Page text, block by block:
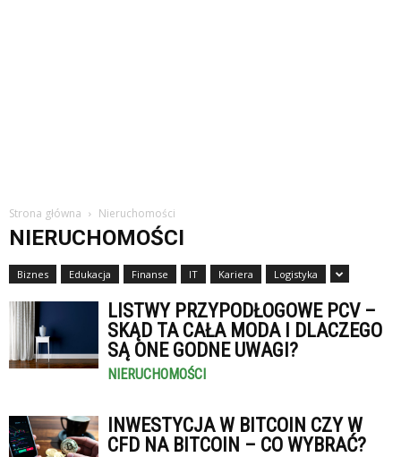
Strona główna Nieruchomości
NIERUCHOMOŚCI
Biznes Edukacja Finanse IT Kariera Logistyka
LISTWY PRZYPODŁOGOWE PCV –
SKĄD TA CAŁA MODA I DLACZEGO
SĄ ONE GODNE UWAGI?
NIERUCHOMOŚCI
INWESTYCJA W BITCOIN CZY W
CFD NA BITCOIN – CO WYBRAĆ?